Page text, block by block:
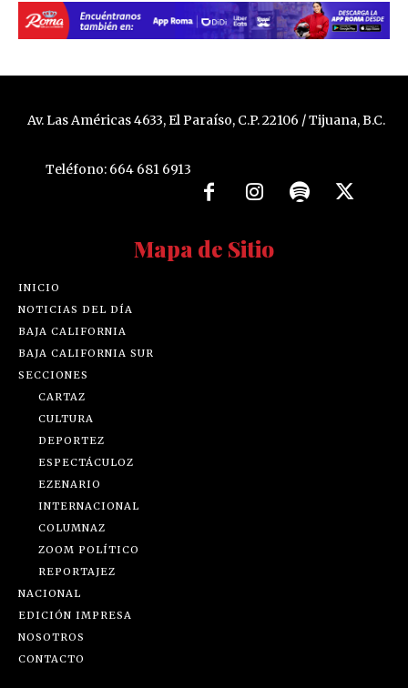
Av. Las Américas 4633, El Paraíso, C.P. 22106 / Tijuana, B.C.
Teléfono: 664 681 6913
Mapa de Sitio
INICIO
NOTICIAS DEL DÍA
BAJA CALIFORNIA
BAJA CALIFORNIA SUR
SECCIONES
CARTAZ
CULTURA
DEPORTEZ
ESPECTÁCULOZ
EZENARIO
INTERNACIONAL
COLUMNAZ
ZOOM POLÍTICO
REPORTAJEZ
NACIONAL
EDICIÓN IMPRESA
NOSOTROS
CONTACTO